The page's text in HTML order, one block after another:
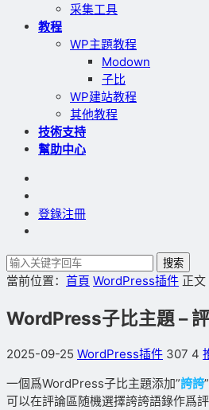
采集工具
教程
WP主題教程
Modown
子比
WP建站教程
其他教程
技術支持
幫助中心
登錄注冊
搜索
當前位置： 首頁 WordPress插件 正文
WordPress子比主題 –
2025-09-25 WordPress插件 307 4
一個爲WordPress子比主題添加”誇誇
可以在評論區随機選擇誇誇語錄作爲